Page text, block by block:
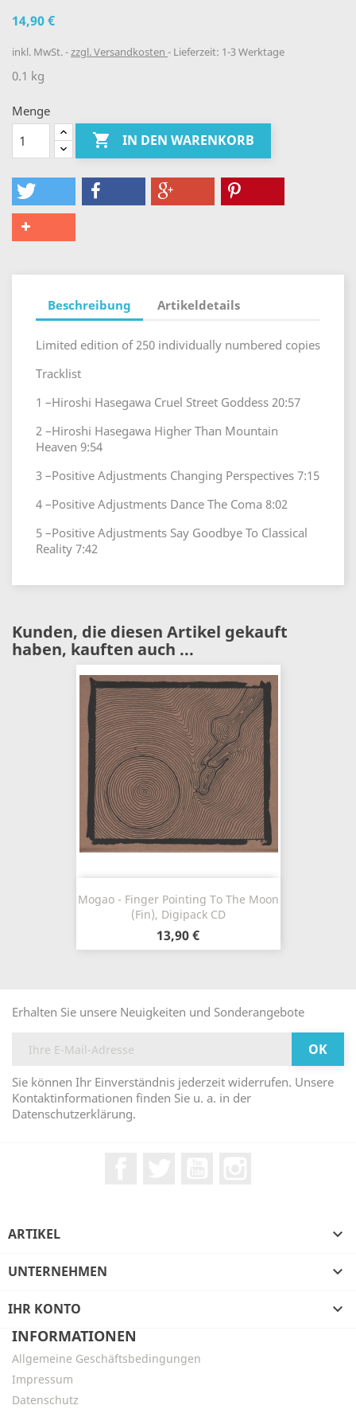
14,90 €
inkl. MwSt. zzgl. Versandkosten Lieferzeit: 1-3 Werktage
0.1 kg
Menge
 IN DEN WARENKORB
Beschreibung Artikeldetails
Limited edition of 250 individually numbered copies
Tracklist
1 –Hiroshi Hasegawa Cruel Street Goddess 20:57
2 –Hiroshi Hasegawa Higher Than Mountain
Heaven 9:54
3 –Positive Adjustments Changing Perspectives 7:15
4 –Positive Adjustments Dance The Coma 8:02
5 –Positive Adjustments Say Goodbye To Classical
Reality 7:42
Kunden, die diesen Artikel gekauft
haben, kauften auch ...
Mogao - Finger Pointing To The Moon
(Fin), Digipack CD
13,90 €
Erhalten Sie unsere Neuigkeiten und Sonderangebote
Sie können Ihr Einverständnis jederzeit widerrufen. Unsere
Kontaktinformationen finden Sie u. a. in der
Datenschutzerklärung.
ARTIKEL 
UNTERNEHMEN 
IHR KONTO

INFORMATIONEN
Allgemeine Geschäftsbedingungen
Impressum
Datenschutz